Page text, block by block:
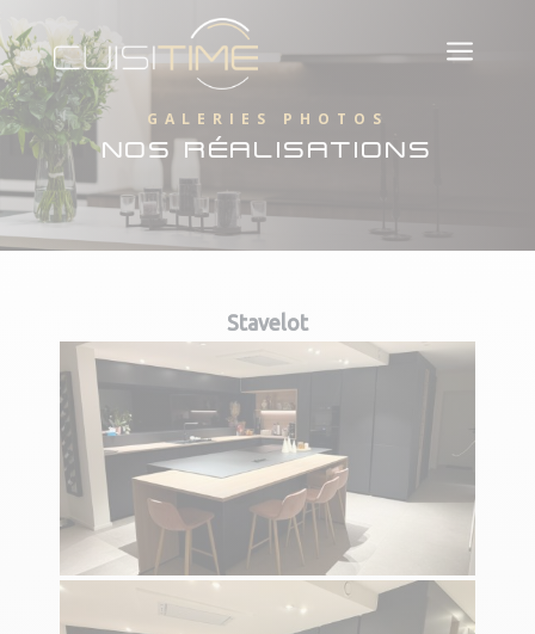
a
GALERIES PHOTOS
NOS RÉALISATIONS
Stavelot